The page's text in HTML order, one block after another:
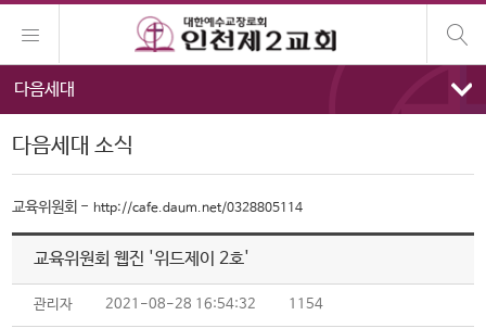
다음세대
다음세대 소식
교육위원회 - http://cafe.daum.net/0328805114
교육위원회 웹진 '위드제이 2호'
관리자 2021-08-28 16:54:32 1154